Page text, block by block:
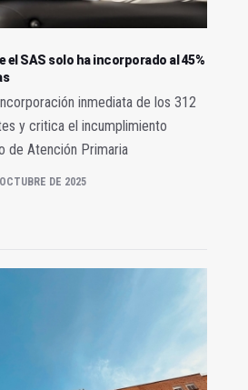
el SAS solo ha incorporado al 45%
inmediata de los 312
y critica el incumplimiento
de Atención Primaria
DE 2025